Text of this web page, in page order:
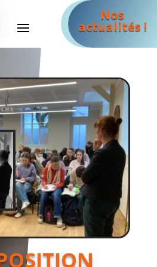
Nos
actualités !